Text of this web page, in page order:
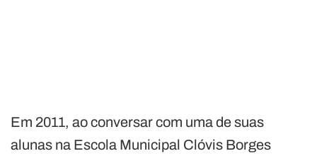
Em 2011, ao conversar com uma de suas
alunas na Escola Municipal Clóvis Borges